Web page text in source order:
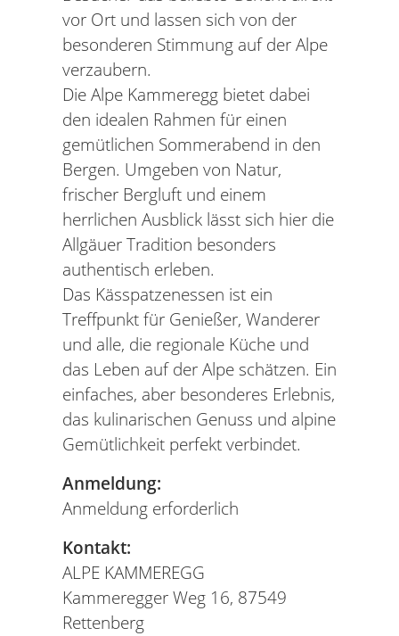
vor Ort und lassen sich von der
besonderen Stimmung auf der Alpe
verzaubern.
Die Alpe Kammeregg bietet dabei
den idealen Rahmen für einen
gemütlichen Sommerabend in den
Bergen. Umgeben von Natur,
frischer Bergluft und einem
herrlichen Ausblick lässt sich hier die
Allgäuer Tradition besonders
authentisch erleben.
Das Kässpatzenessen ist ein
Treffpunkt für Genießer, Wanderer
und alle, die regionale Küche und
das Leben auf der Alpe schätzen. Ein
einfaches, aber besonderes Erlebnis,
das kulinarischen Genuss und alpine
Gemütlichkeit perfekt verbindet.
Anmeldung:
Anmeldung erforderlich
Kontakt:
ALPE KAMMEREGG
Kammeregger Weg 16, 87549
Rettenberg